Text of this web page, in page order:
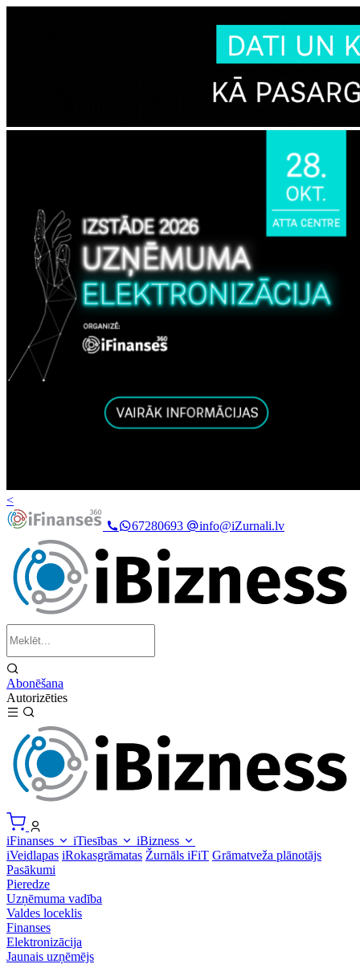
<
67280693
info@iZurnali.lv
Abonēšana
Autorizēties
iFinanses iTiesības
iBizness
iVeidlapas iRokasgrāmatas Žurnāls iFiT Grāmatveža plānotājs
Pasākumi
Pieredze
Uzņēmuma vadība
Valdes loceklis
Finanses
Elektronizācija
Jaunais uzņēmējs